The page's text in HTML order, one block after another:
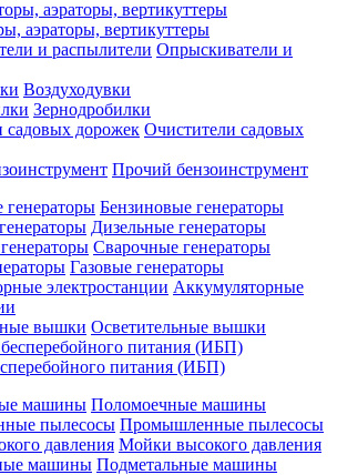
аэраторы, вертикуттеры
Опрыскиватели и
Воздуходувки
Зернодробилки
Очистители садовых
Прочий бензоинструмент
Бензиновые генераторы
Дизельные генераторы
Сварочные генераторы
Газовые генераторы
Аккумуляторные
Осветительные вышки
питания (ИБП)
Поломоечные машины
Промышленные пылесосы
Мойки высокого давления
Подметальные машины